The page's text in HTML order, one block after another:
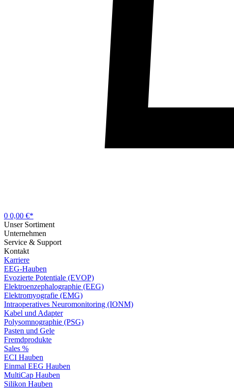
0 0,00 €*
Unser Sortiment
Unternehmen
Service & Support
Kontakt
Karriere
EEG-Hauben
Evozierte Potentiale (EVOP)
Elektroenzephalographie (EEG)
Elektromyografie (EMG)
Intraoperatives Neuromonitoring (IONM)
Kabel und Adapter
Polysomnographie (PSG)
Pasten und Gele
Fremdprodukte
Sales %
ECI Hauben
Einmal EEG Hauben
MultiCap Hauben
Silikon Hauben